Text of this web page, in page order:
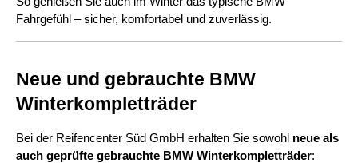
Fahrgefühl – sicher, komfortabel und zuverlässig.
Neue und gebrauchte BMW
Winterkompletträder
Bei der Reifencenter Süd GmbH erhalten Sie sowohl neue als
auch geprüfte gebrauchte BMW Winterkompletträder: